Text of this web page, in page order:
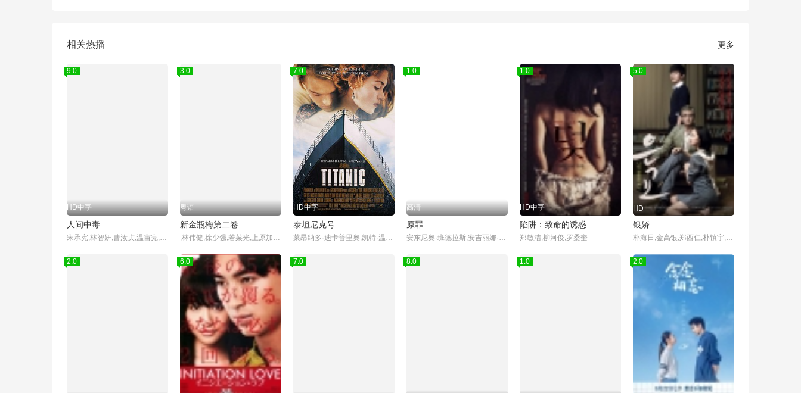
相关热播 更多
人间中毒
宋承宪,林智妍,曹汝贞,温宙完,柳海真,全慧珍,郑元中,金惠娜
3.0
粤语
新金瓶梅第二卷
,林伟健,徐少强,若菜光,上原加绘罗,早川濑里奈,松坂南,
7.0
HD中字
泰坦尼克号
莱昂纳多·迪卡普里奥,凯特·温丝莱特,比利·赞恩,凯西·贝茨
1.0
高清
原罪
安东尼奥·班德拉斯,安吉丽娜·朱莉,托马斯·简,杰克·汤普森,
1.0
HD中字
陷阱：致命的诱惑
郑敏洁,柳河俊,罗桑奎
5.0
HD
银娇
朴海日,金高银,郑西仁,朴镇宇,郑满植,姜德重,白贤镇,金武烈
2.0 6.0 7.0 8.0 1.0 2.0